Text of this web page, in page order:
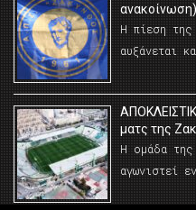
ανακοίνωση)
Η πίεση της
αυξάνεται
ματς της
Η ομάδα της
αγωνιστεί